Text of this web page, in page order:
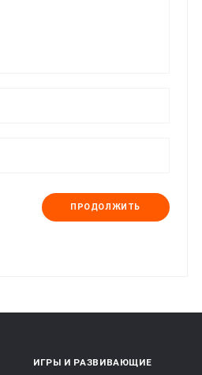
ПРОДОЛЖИТЬ
ИГРЫ И РАЗВИВАЮЩИЕ